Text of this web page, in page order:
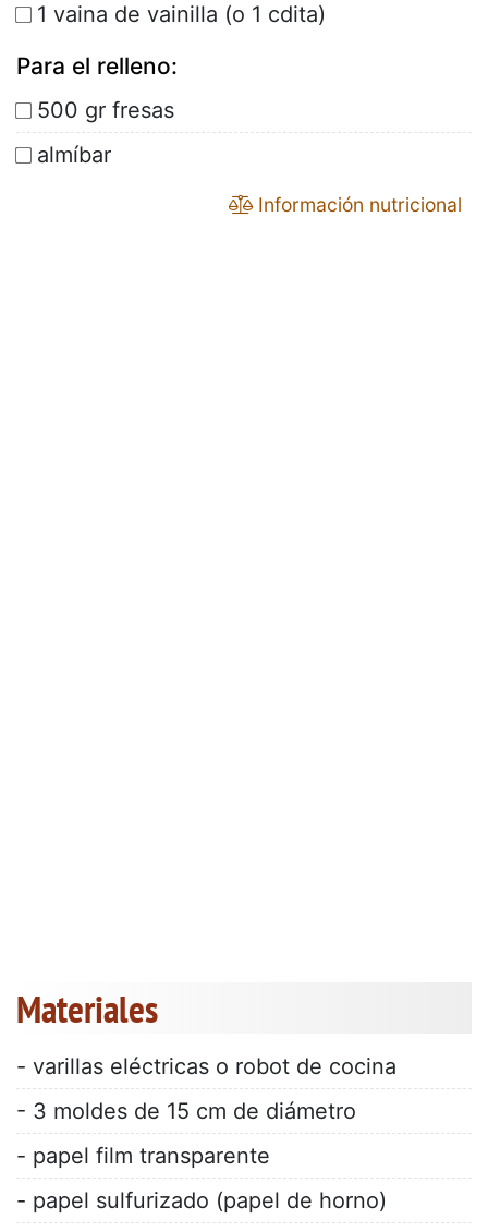
1 vaina de vainilla (o 1 cdita)
Para el relleno:
500 gr fresas
almíbar
Información nutricional
Materiales
- varillas eléctricas o robot de cocina
- 3 moldes de 15 cm de diámetro
- papel film transparente
- papel sulfurizado (papel de horno)